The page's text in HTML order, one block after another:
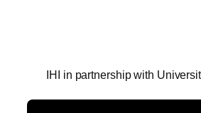
IHI in partnership with